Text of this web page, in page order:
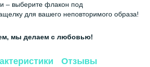
– выберите флакон под
для вашего неповторимого образа!
мы делаем с любовью!
Отзывы